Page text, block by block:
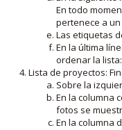
En todo
pertenece a
Las etiquetas
En la última
ordenar la
Lista de proyectos:
Sobre la
En la columna
fotos se
En la columna